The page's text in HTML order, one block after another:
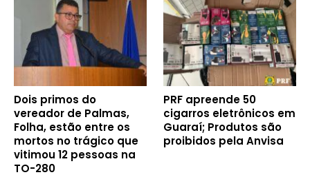
Dois primos do
vereador de Palmas,
Folha, estão entre os
mortos no trágico que
vitimou 12 pessoas na
TO-280
PRF apreende 50
cigarros eletrônicos em
Guaraí; Produtos são
proibidos pela Anvisa